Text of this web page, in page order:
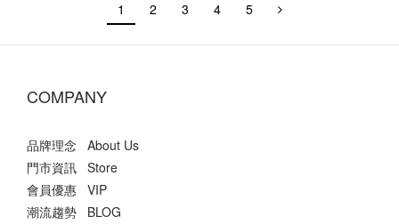
1 2 3 4 5
COMPANY
品牌理念 About Us
門市資訊 Store
會員優惠 VIP
潮流趨勢 BLOG